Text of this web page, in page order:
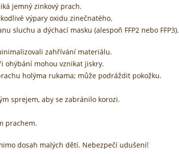
jemný zinkový prach.
výpary oxidu zinečnatého.
sluchu a dýchací masku (alespoň FFP2 nebo FFP3).
zahřívání materiálu.
ohýbání mohou vznikat jiskry.
holýma rukama; může podráždit pokožku.
sprejem, aby se zabránilo korozi.
prachem.
dosah malých dětí. Nebezpečí udušení!